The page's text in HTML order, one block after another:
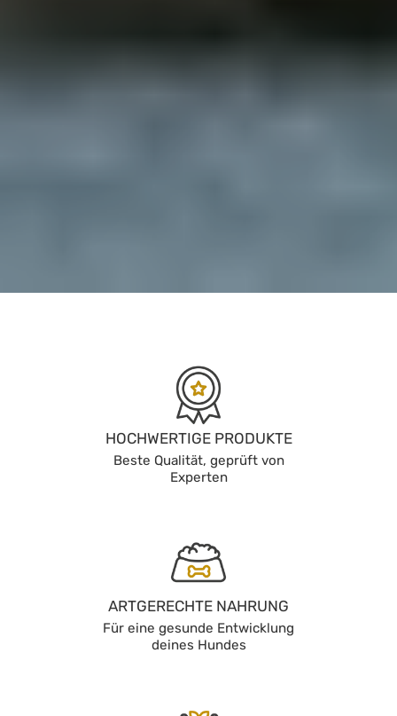
HOCHWERTIGE PRODUKTE
Beste Qualität, geprüft von
Experten
ARTGERECHTE NAHRUNG
Für eine gesunde Entwicklung
deines Hundes